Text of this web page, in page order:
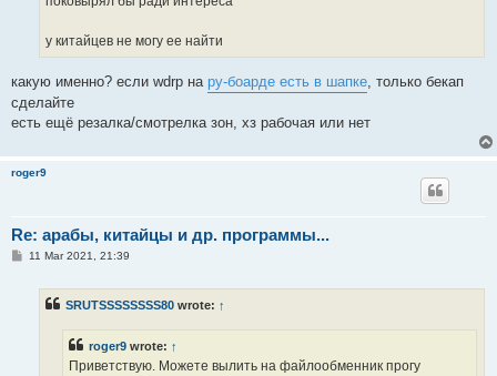
у китайцев не могу ее найти
какую именно? если wdrp на ру-боарде есть в шапке , только бекап
сделайте
есть ещё резалка/смотрелка зон, хз рабочая или нет
roger9
Re: арабы, китайцы и др. программы...
P11 Mar 2021, 21:39
SRUTSSSSSSSS80 wrote: ↑
roger9 wrote: ↑
Приветствую. Можете вылить на файлообменник прогу